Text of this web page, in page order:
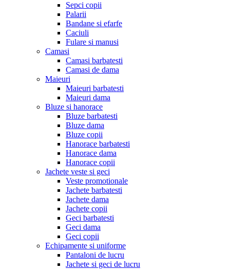
Sepci copii
Palarii
Bandane si efarfe
Caciuli
Fulare si manusi
Camasi
Camasi barbatesti
Camasi de dama
Maieuri
Maieuri barbatesti
Maieuri dama
Bluze si hanorace
Bluze barbatesti
Bluze dama
Bluze copii
Hanorace barbatesti
Hanorace dama
Hanorace copii
Jachete veste si geci
Veste promotionale
Jachete barbatesti
Jachete dama
Jachete copii
Geci barbatesti
Geci dama
Geci copii
Echipamente si uniforme
Pantaloni de lucru
Jachete si geci de lucru